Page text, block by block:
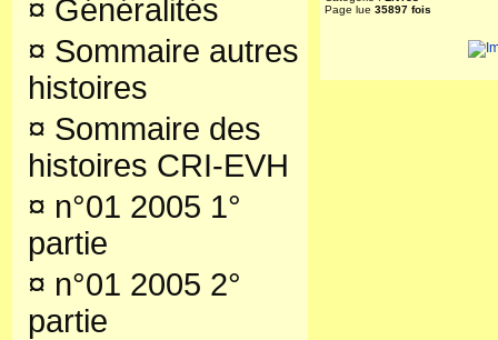
¤ Généralités
¤ Sommaire autres
histoires
¤ Sommaire des
histoires CRI-EVH
¤ n°01 2005 1°
partie
¤ n°01 2005 2°
partie
Page lue 35897 fois